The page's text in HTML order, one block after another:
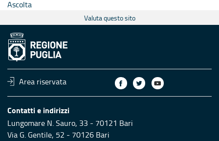
Ascolta
Valuta questo sito
Area riservata
Contatti e indirizzi
Lungomare N. Sauro, 33 - 70121 Bari
Via G. Gentile, 52 - 70126 Bari